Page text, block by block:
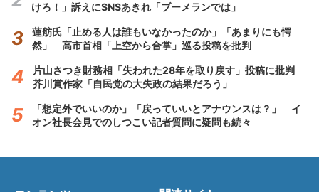
けろ！」訴えにSNSあきれ「ブーメランでは」
蓮舫氏「止める人は誰もいなかったのか」「あまりにも愕
然」 高市首相「上空から合掌」巡る投稿を批判
片山さつき財務相「失われた28年を取り戻す」投稿に批判
芥川賞作家「自民党の大失政の結果だろう」
「想定外でいいのか」「戻っていいとアナウンスは？」 イ
オン社長会見でのしつこい記者質問に疑問も続々